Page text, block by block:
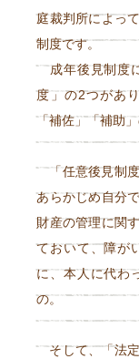
庭裁判所によっ
制度です。
成年後見制度
度」の2つがあ
「補佐」「補助
「任意後見制
あらかじめ自分
財産の管理に関
ておいて、障が
に、本人に代わ
の。
そして、「法